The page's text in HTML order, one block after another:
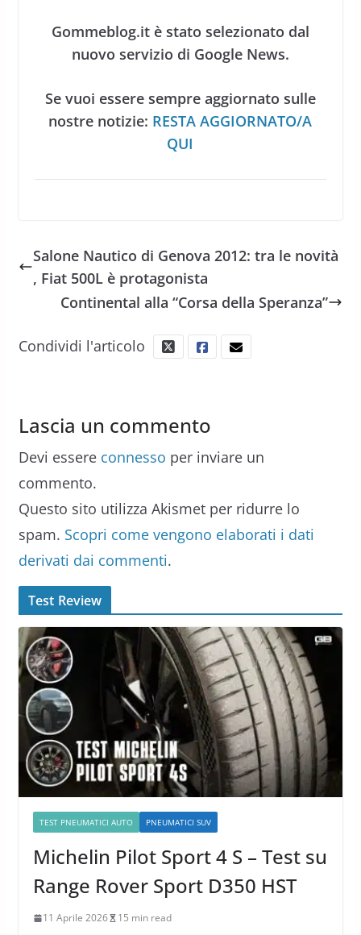
Gommeblog.it è stato selezionato dal
nuovo servizio di Google News.
Se vuoi essere sempre aggiornato sulle
nostre notizie: RESTA AGGIORNATO/A
QUI
Salone Nautico di Genova 2012: tra le novità
, Fiat 500L è protagonista
Continental alla “Corsa della Speranza”
Condividi l'articolo
Lascia un commento
Devi essere connesso per inviare un
commento.
Questo sito utilizza Akismet per ridurre lo
spam. Scopri come vengono elaborati i dati
derivati dai commenti.
Test Review
TEST PNEUMATICI AUTO PNEUMATICI SUV
Michelin Pilot Sport 4 S – Test su
Range Rover Sport D350 HST
11 Aprile 2026 15 min read